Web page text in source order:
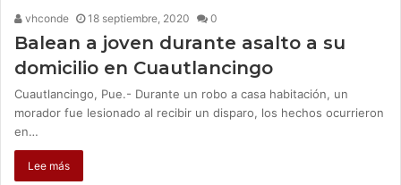
vhconde 18 septiembre, 2020 0
Balean a joven durante asalto a su
domicilio en Cuautlancingo
Cuautlancingo, Pue.- Durante un robo a casa habitación, un
morador fue lesionado al recibir un disparo, los hechos ocurrieron
en…
Lee más